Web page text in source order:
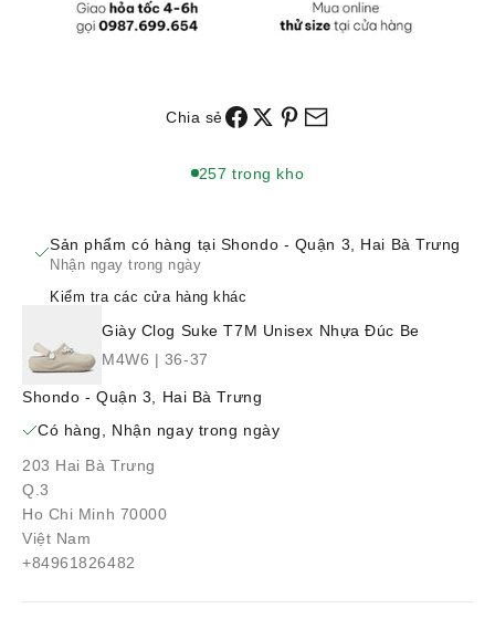
Chia sẻ
257 trong kho
Sản phẩm có hàng tại Shondo - Quận 3, Hai Bà Trưng
Nhận ngay trong ngày
Kiểm tra các cửa hàng khác
Giày Clog Suke T7M Unisex Nhựa Đúc Be
M4W6 | 36-37
Shondo - Quận 3, Hai Bà Trưng
Có hàng, Nhận ngay trong ngày
203 Hai Bà Trưng
Q.3
Ho Chi Minh 70000
Việt Nam
+84961826482